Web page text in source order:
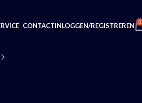
CONTACTINLOGGEN/REGISTREREN 0